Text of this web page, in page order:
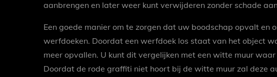
aanbrengen en later weer kunt verwijderen zonder schade
Een goede manier om te zorgen dat uw boodschap opvalt en
werfdoeken. Doordat een werfdoek los staat van het object
meer opvallen. U kunt dit vergelijken met een witte muur
Doordat de rode graffiti niet hoort bij de witte muur zal deze